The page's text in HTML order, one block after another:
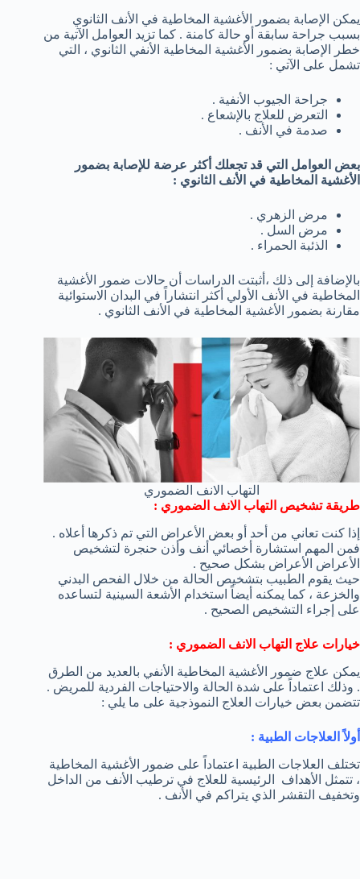
يمكن الإصابة بضمور الأغشية المخاطية في الأنف الثانوي
بسبب جراحة سابقة أو حالة كامنة . كما تزيد العوامل الآتية من
خطر الإصابة بضمور الأغشية المخاطية الأنفي الثانوي ، التي
تشمل على الآتي :
جراحة الجيوب الأنفية .
التعرض للعلاج بالإشعاع .
صدمة في الأنف .
بعض العوامل التي قد تجعلك أكثر عرضة للإصابة بضمور
الأغشية المخاطية في الأنف الثانوي :
مرض الزهري .
مرض السل .
الذئبة الحمراء .
بالإضافة إلى ذلك ،أثبتت الدراسات أن حالات ضمور الأغشية
المخاطية في الأنف الأولي أكثر انتشاراً في البدان الاستوائية
مقارنة بضمور الأغشية المخاطية في الأنف الثانوي .
التهاب الانف الضموري
طريقة تشخيص التهاب الانف الضموري :
إذا كنت تعاني من أحد أو بعض الأعراض التي تم ذكرها أعلاه .
فمن المهم استشارة أخصائي أنف وأذن حنجرة لتشخيص
الأعراض الأعراض بشكل صحيح .
حيث يقوم الطبيب بتشخيص الحالة من خلال الفحص البدني
والخزعة ، كما يمكنه أيضاً استخدام الأشعة السينية لتساعده
على إجراء التشخيص الصحيح .
خيارات علاج التهاب الانف الضموري :
يمكن علاج ضمور الأغشية المخاطية الأنفي بالعديد من الطرق
. وذلك اعتماداً على شدة الحالة والاحتياجات الفردية للمريض .
تتضمن بعض خيارات العلاج النموذجية على ما يلي :
أولاً العلاجات الطبية :
تختلف العلاجات الطبية اعتماداً على ضمور الأغشية المخاطية
، تتمثل الأهداف الرئيسية للعلاج في ترطيب الأنف من الداخل
وتخفيف التقشر الذي يتراكم في الأنف .